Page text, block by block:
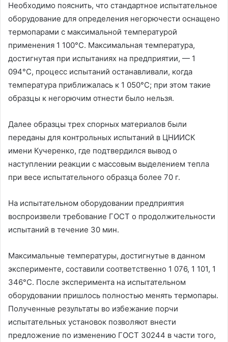
Необходимо пояснить, что стандартное испытательное
оборудование для определения негорючести оснащено
термопарами с максимальной температурой
применения 1 100°С. Максимальная температура,
достигнутая при испытаниях на предприятии, — 1
094°С, процесс испытаний останавливали, когда
температура приближалась к 1 050°С; при этом такие
образцы к негорючим отнести было нельзя.
Далее образцы трех спорных материалов были
переданы для контрольных испытаний в ЦНИИСК
имени Кучеренко, где подтвердился вывод о
наступлении реакции с массовым выделением тепла
при весе испытательного образца более 70 г.
На испытательном оборудовании предприятия
воспроизвели требование ГОСТ о продолжительности
испытаний в течение 30 мин.
Максимальные температуры, достигнутые в данном
эксперименте, составили соответственно 1 076, 1 101, 1
346°С. После эксперимента на испытательном
оборудовании пришлось полностью менять термопары.
Полученные результаты во избежание порчи
испытательных установок позволяют внести
предложение по изменению ГОСТ 30244 в части того,